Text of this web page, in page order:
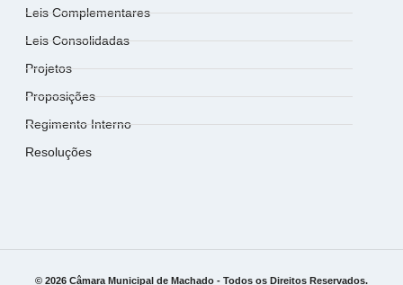
Leis Complementares
Leis Consolidadas
Projetos
Proposições
Regimento Interno
Resoluções
© 2026 Câmara Municipal de Machado - Todos os Direitos Reservados.